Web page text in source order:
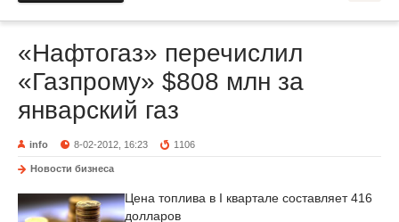
«Нафтогаз» перечислил
«Газпрому» $808 млн за
январский газ
info 8-02-2012, 16:23 1106
Новости бизнеса
Цена топлива в I квартале составляет 416
долларов